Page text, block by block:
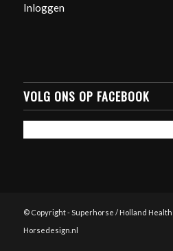
Inloggen
VOLG ONS OP FACEBOOK
© Copyright - Superhorse / Holland
Horsedesign.nl